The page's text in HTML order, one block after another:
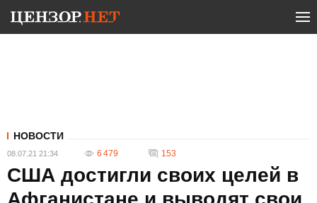
НОВОСТИ
08.07.21 21:34 6 479 153
США достигли своих целей в